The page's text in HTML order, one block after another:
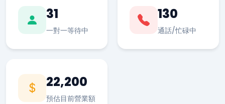
31
一對一等待中
130
通話/忙碌中
22,200
預估目前營業額